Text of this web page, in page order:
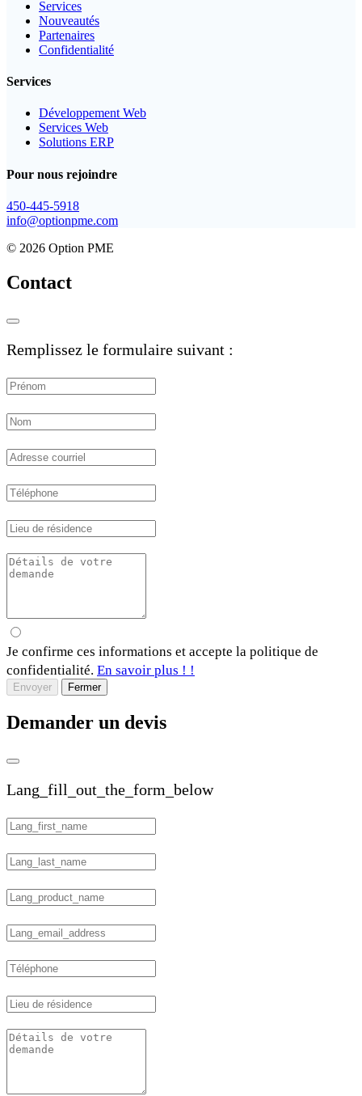
Services
Nouveautés
Partenaires
Confidentialité
Services
Développement Web
Services Web
Solutions ERP
Pour nous rejoindre
450-445-5918
info@optionpme.com
© 2026 Option PME
Contact
Remplissez le formulaire suivant :
Je confirme ces informations et accepte la politique de
confidentialité. En savoir plus ! !
Envoyer Fermer
Demander un devis
Lang_fill_out_the_form_below